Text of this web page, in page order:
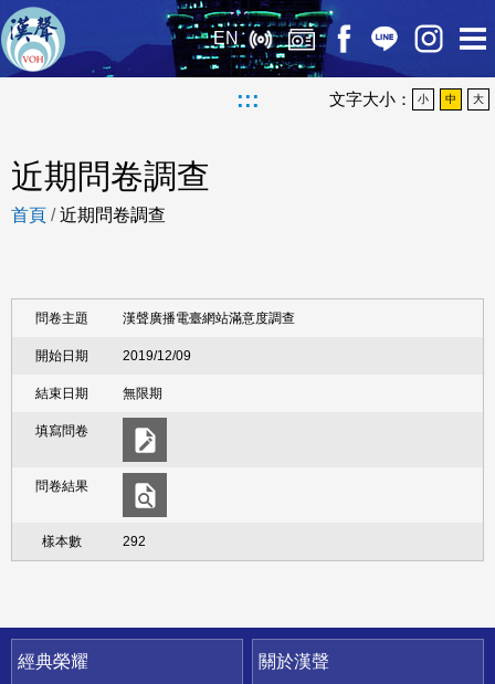
EN
::: 文字大小： 小 中 大
近期問卷調查
首頁 /近期問卷調查
漢聲廣播電臺網站滿意度調查
2019/12/09
無限期
292
快速連結
經典榮耀
關於漢聲